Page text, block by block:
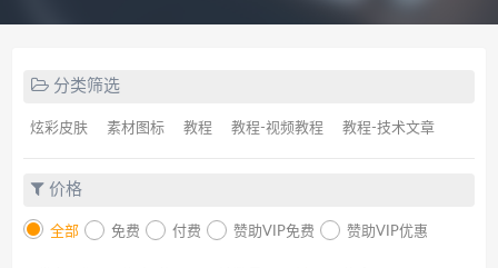
分类筛选
炫彩皮肤 素材图标 教程 教程-视频教程 教程-技术文章
价格
全部 免费 付费 赞助VIP免费 赞助VIP优惠